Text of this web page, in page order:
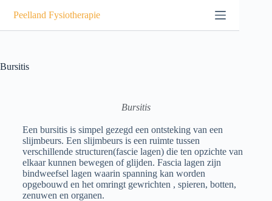
Peelland Fysiotherapie
Bursitis
Bursitis
Een bursitis is simpel gezegd een ontsteking van een
slijmbeurs. Een slijmbeurs is een ruimte tussen
verschillende structuren(fascie lagen) die ten opzichte van
elkaar kunnen bewegen of glijden. Fascia lagen zijn
bindweefsel lagen waarin spanning kan worden
opgebouwd en het omringt gewrichten , spieren, botten,
zenuwen en organen.